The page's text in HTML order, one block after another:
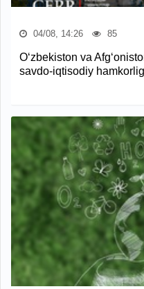
04/08, 14:26 85
O‘zbekiston va
savdo-iqtisodiy